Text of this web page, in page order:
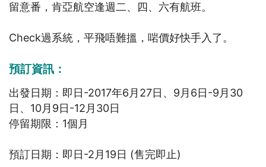
留意番，肯亞航空逢週二、四、六有航班。
Check過系統，平飛唔難搵，啱價好快手入了。
預訂資訊：
出發日期：即日-2017年6月27日、9月6日-9月30
日、10月9日-12月30日
停留期限：1個月
預訂日期：即日-2月19日 (售完即止)